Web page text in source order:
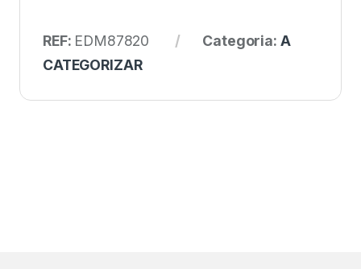
REF: EDM87820 Categoria: A
CATEGORIZAR